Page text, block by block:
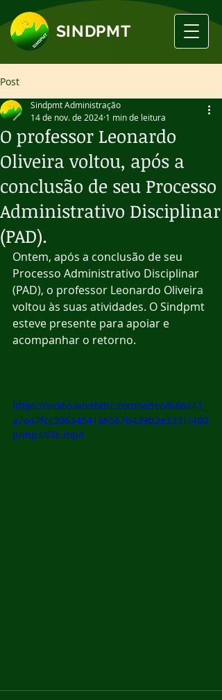
SINDPMT
Post
O professor Leonardo
Oliveira voltou, após a
conclusão de seu Processo
Administrativo Disciplinar
(PAD).
Sindpmt Administração
14 de nov. de 2024 1 min de leitura
Ontem, após a conclusão de seu
Processo Administrativo Disciplinar
(PAD), o professor Leonardo Oliveira
voltou às suas atividades. O Sindpmt
esteve presente para apoiar e
acompanhar o retorno.
https://video.wixstatic.com/video/b86e41_
a7a47fcc30634541a6567b439b2e3331/480
p/mp4/file.mp4